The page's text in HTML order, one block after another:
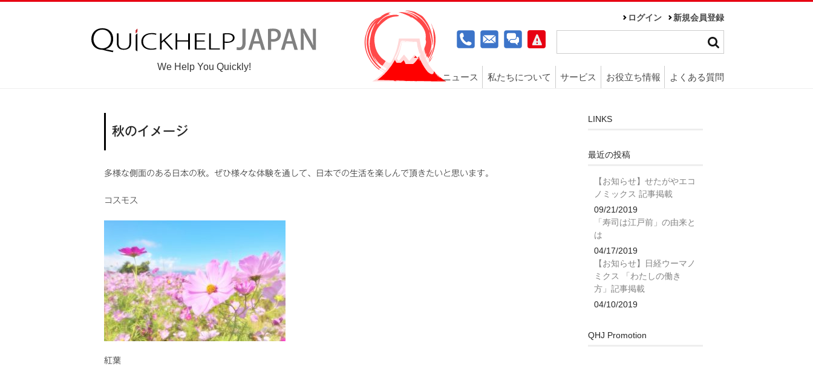
We Help You Quickly!
ログイン 新規会員登録
ニュース 私たちについて サービス お役立ち情報 よくある質問
秋のイメージ
多様な側面のある日本の秋。ぜひ様々な体験を通して、日本での生活を楽しんで頂きたいと思います。
コスモス
紅葉
LINKS
最近の投稿
【お知らせ】せたがやエコ
ノミックス 記事掲載
09/21/2019
「寿司は江戸前」の由来と
は
04/17/2019
【お知らせ】日経ウーマノ
ミクス 「わたしの働き
方」記事掲載
04/10/2019
QHJ Promotion